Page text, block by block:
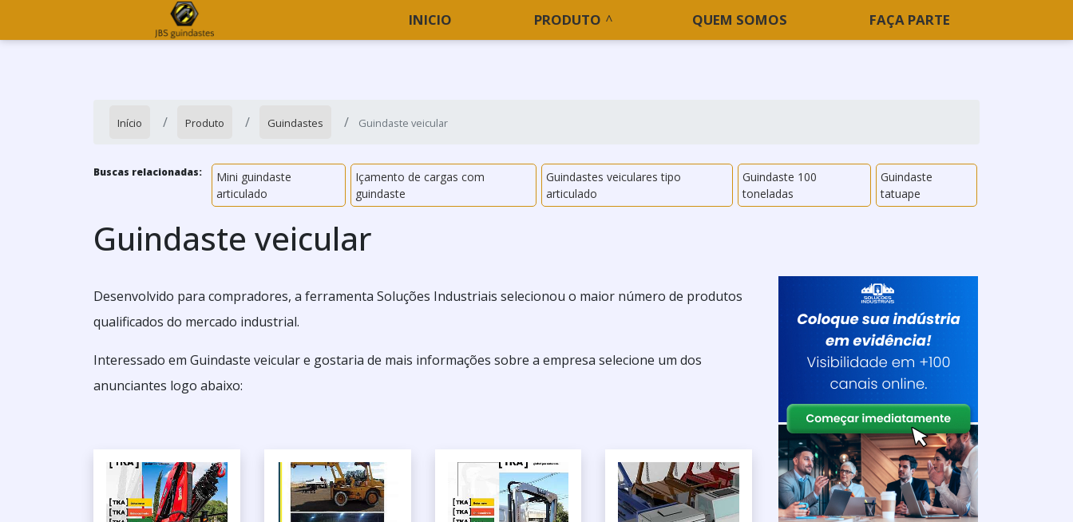
INICIO PRODUTO QUEM SOMOS FAÇA PARTE
Início Produto Guindastes Guindaste veicular
Buscas relacionadas:
Mini guindaste
articulado
Içamento de cargas com
guindaste
Guindastes veiculares tipo
articulado
Guindaste 100
toneladas
Guindaste
tatuape
Guindaste veicular
Desenvolvido para compradores, a ferramenta Soluções Industriais selecionou o maior número de produtos
qualificados do mercado industrial.
Interessado em Guindaste veicular e gostaria de mais informações sobre a empresa selecione um dos
anunciantes logo abaixo: